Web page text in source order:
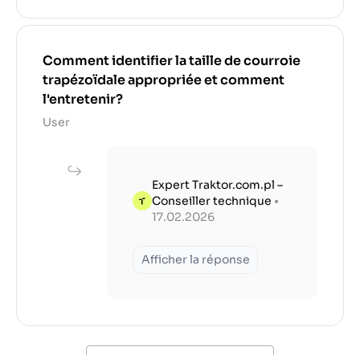
Comment identifier la taille de courroie
trapézoïdale appropriée et comment
l'entretenir?
User
Expert Traktor.com.pl –
Conseiller technique •
17.02.2026
Afficher la réponse